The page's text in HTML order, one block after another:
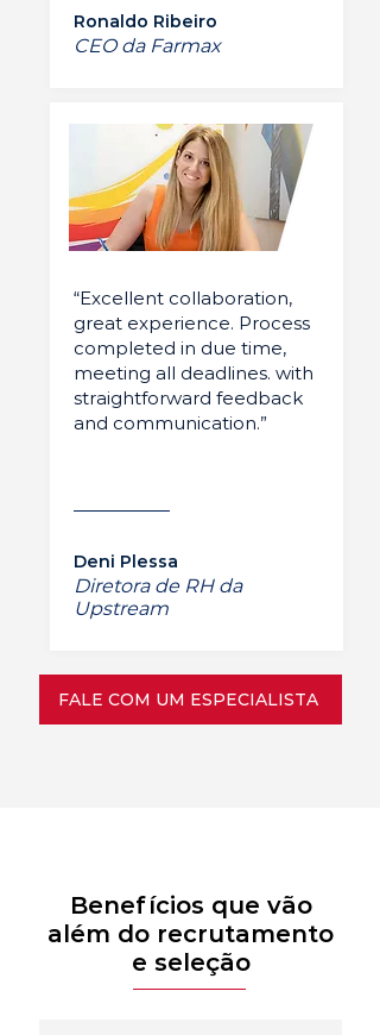
Ronaldo Ribeiro
CEO da Farmax
“Excellent collaboration,
great experience. Process
completed in due time,
meeting all deadlines. with
straightforward feedback
and communication.”
Deni Plessa
Diretora de RH da
Upstream
FALE COM UM ESPECIALISTA
Benefícios que vão
além do recrutamento
e seleção